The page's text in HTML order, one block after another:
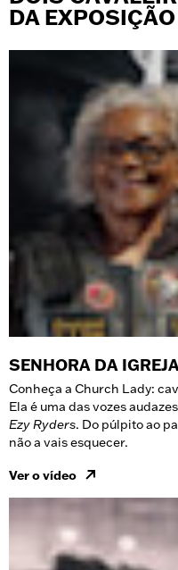
DA EXPOSIÇÃO
SENHORA DA
Conheça a Church Lady:
Ela é uma das vozes
Ezy Ryders. Do púlpito ao
não a vais esquecer.
Ver o vídeo